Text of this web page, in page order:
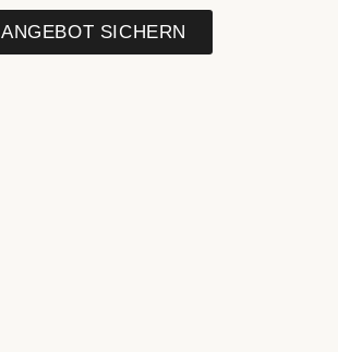
ANGEBOT SICHERN